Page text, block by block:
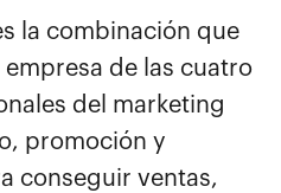
la combinación que
de las cuatro
del marketing
promoción y
conseguir ventas,